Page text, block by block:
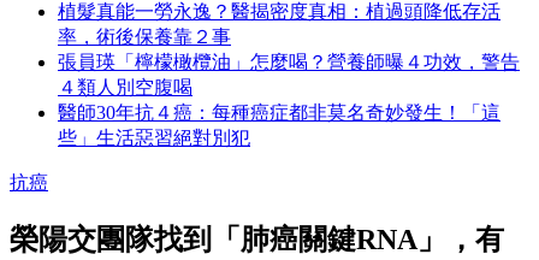
植髮真能一勞永逸？醫揭密度真相：植過頭降低存活
率，術後保養靠２事
張員瑛「檸檬橄欖油」怎麼喝？營養師曝４功效，警告
４類人別空腹喝
醫師30年抗４癌：每種癌症都非莫名奇妙發生！「這
些」生活惡習絕對別犯
抗癌
榮陽交團隊找到「肺癌關鍵RNA」，有